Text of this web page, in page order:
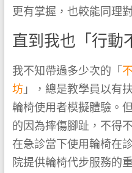
更有掌握，也較能同理
直到我也「行動
我不知帶過多少次的「
坊」，總是教學員以有
輪椅使用者模擬體驗。
的因為摔傷腳趾，不得
在急診當下使用輪椅在
院提供輪椅代步服務的